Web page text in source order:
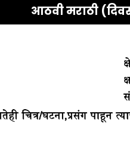
आठवी मराठी